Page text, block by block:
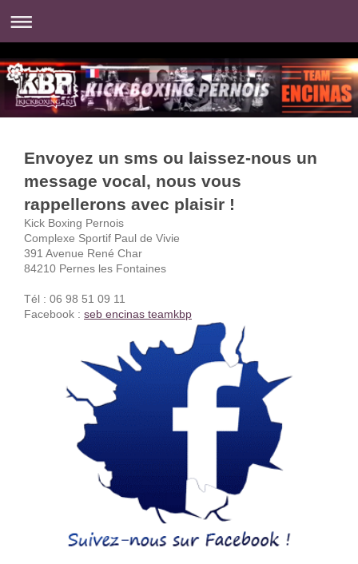
Envoyez un sms ou laissez-nous un
message vocal, nous vous
rappellerons avec plaisir !
Kick Boxing Pernois
Complexe Sportif Paul de Vivie
391 Avenue René Char
84210 Pernes les Fontaines
Tél : 06 98 51 09 11
Facebook : seb encinas teamkbp